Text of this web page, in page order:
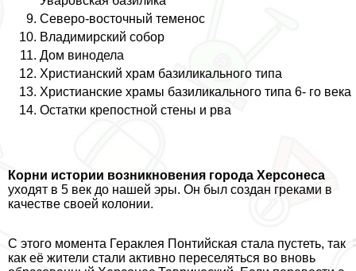
Северо-восточный теменос
Владимирский собор
Дом винодела
Христианский храм базиликального типа
Христианские храмы базиликального типа 6- го века
Остатки крепостной стены и рва
Корни истории возникновения города Херсонеса
уходят в 5 век до нашей эры. Он был создан греками в
качестве своей колонии.
С этого момента Геpaклея Понтийская стала пустеть, так
как её жители стали активно переселяться во вновь